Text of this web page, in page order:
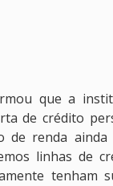
que a
de crédito
de renda ainda
linhas de
tenham